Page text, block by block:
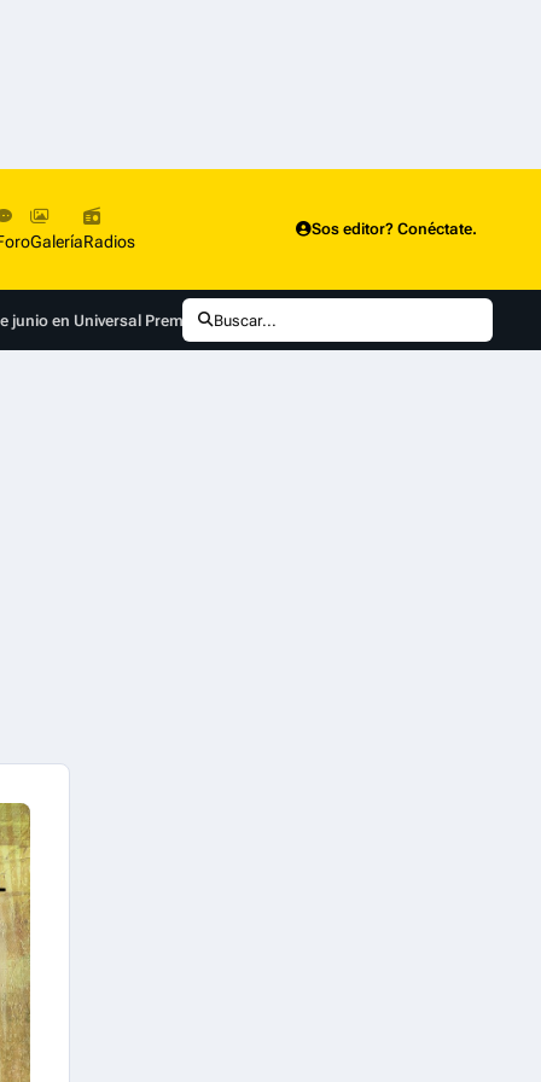
GaleríaRadios
Sos editor? Conéctate.
en Universal Premiere y Universal+
Buscar...